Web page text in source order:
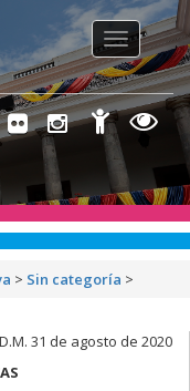
Toggle
> Sin categoría >
31 de agosto de 2020